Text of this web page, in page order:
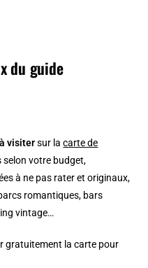
du guide
visitersur lacarte de
selon votre budget,
à ne pas rater et originaux,
romantiques, bars
vintage…
gratuitement la carte pour